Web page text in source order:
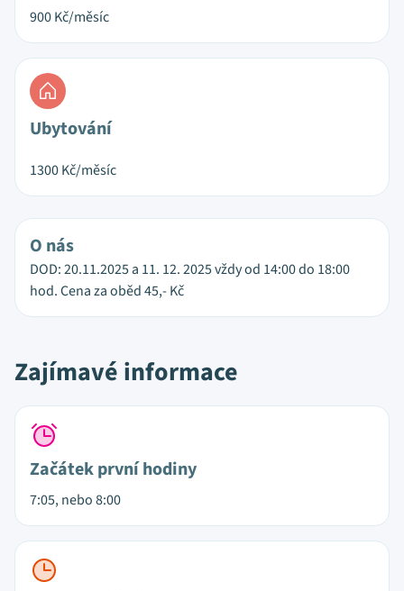
900Kč/měsíc
Ubytování
1300Kč/měsíc
O nás
DOD: 20.11.2025 a 11. 12. 2025 vždy od 14:00 do 18:00
hod. Cena za oběd 45,- Kč
Zajímavé informace
Začátek první hodiny
7:05, nebo 8:00